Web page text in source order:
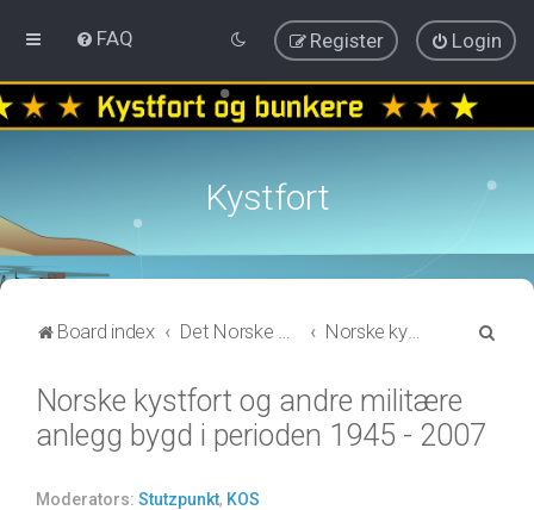
FAQ Login
Register
Kystfort
Board index Det Norske kystartilleriet Norske kystfort og andre militære anlegg bygd i perioden 1945 - 2007
Norske kystfort og andre militære
anlegg bygd i perioden 1945 - 2007
Moderators: Stutzpunkt, KOS